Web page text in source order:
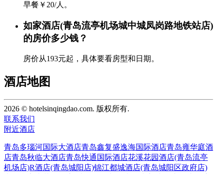
早餐￥20/人。
如家酒店(青岛流亭机场城中城凤岗路地铁站店)
的房价多少钱？
房价从193元起，具体要看房型和日期。
酒店地图
2026 © hotelsinqingdao.com. 版权所有.
联系我们
附近酒店
青岛多瑙河国际大酒店青岛鑫复盛逸海国际酒店青岛雍华庭酒
店青岛秋临大酒店青岛快通国际酒店花溪花园酒店(青岛流亭
机场店)R酒店(青岛城阳店)锦江都城酒店(青岛城阳区政府店)